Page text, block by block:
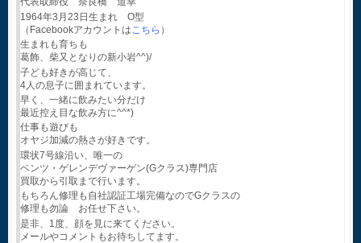
1964年3月23日生まれ O型
（Facebookアカウントはこちら ）
生まれも育ちも
葛飾、柴又となりの新小岩^^)/
子ども好きが高じて、
4人の息子に囲まれています。
早く、一緒に飲みたい分だけ
最近控え目な飲み方に^^*)
仕事も遊びも
オヤジ加減の熱さが好きです。
環状7号線沿い、唯一の
ベンツ・ゲレンデヴァーゲン(Gクラス)専門店
買取から引取まで行います。
もちろん修理も自社認証工場完備なのでGクラスの
修理も勿論 お任せ下さい。
是非、1度、顔を見に来てください。
メールやコメントもお待ちしてます。